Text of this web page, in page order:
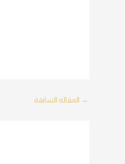
Post
→ المقالة السابقة